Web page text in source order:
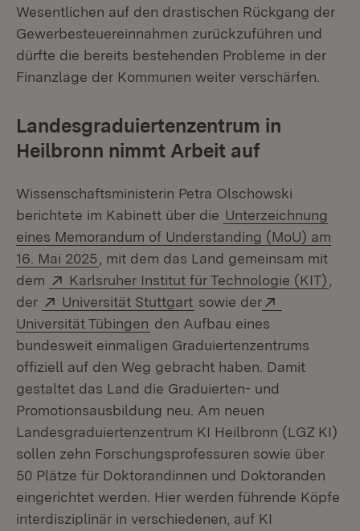
Wesentlichen auf den drastischen Rückgang der
Gewerbesteuereinnahmen zurückzuführen und
dürfte die bereits bestehenden Probleme in der
Finanzlage der Kommunen weiter verschärfen.
Landesgraduiertenzentrum in
Heilbronn nimmt Arbeit auf
Wissenschaftsministerin Petra Olschowski
berichtete im Kabinett über die Unterzeichnung
eines Memorandum of Understanding (MoU) am
16. Mai 2025 , mit dem das Land gemeinsam mit
dem
Extern:
Karlsruher Institut für Technologie (KIT)
der
Extern:
Universität Stuttgart (Öffnet in neuem
sowie der
Universität Tübingen (Öffnet in neuem Fenster)
den Aufbau eines
bundesweit einmaligen Graduiertenzentrums
offiziell auf den Weg gebracht haben. Damit
gestaltet das Land die Graduierten- und
Promotionsausbildung neu. Am neuen
Landesgraduiertenzentrum KI Heilbronn (LGZ KI)
sollen zehn Forschungsprofessuren sowie über
50 Plätze für Doktorandinnen und Doktoranden
eingerichtet werden. Hier werden führende Köpfe
interdisziplinär in verschiedenen, auf KI